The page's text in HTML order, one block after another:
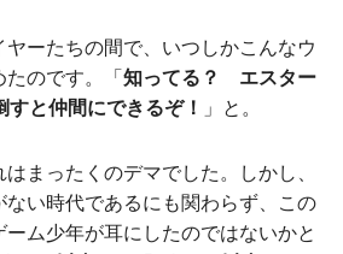
ーたちの間で、いつしかこんなウ
たのです。「知ってる？
エスター
と仲間にできるぞ！ 」と。
まったくのデマでした。しかし、
ない時代であるにも関わらず、この
ム少年が耳にしたのではないかと